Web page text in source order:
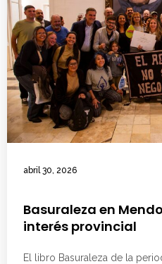
abril 30, 2026
Basuraleza en
interés provincial
El libro Basuraleza de la